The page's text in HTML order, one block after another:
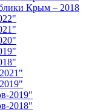
Крым – 2018
2019"
2018"